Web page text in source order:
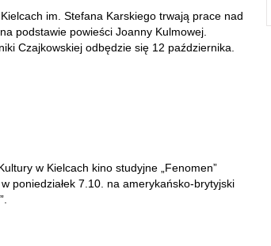
im. Stefana Karskiego trwają prace nad
podstawie powieści Joanny Kulmowej.
Czajkowskiej odbędzie się 12 października.
w Kielcach kino studyjne „Fenomen”
poniedziałek 7.10. na amerykańsko-brytyjski